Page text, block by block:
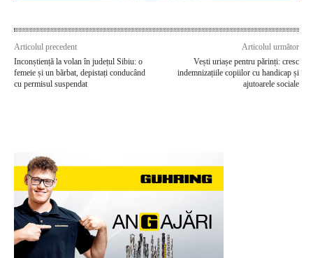
Articolul precedent
Inconștiență la volan în județul Sibiu: o
femeie și un bărbat, depistați conducând
cu permisul suspendat
Articolul următor
Vești uriașe pentru părinți: cresc
indemnizațiile copiilor cu handicap și
ajutoarele sociale